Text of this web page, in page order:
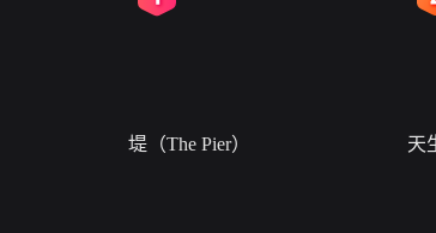
堤（The Pier） 天